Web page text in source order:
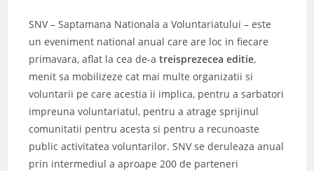
SNV – Saptamana Nationala a Voluntariatului – este
un eveniment national anual care are loc in fiecare
primavara, aflat la cea de-atreisprezecea editie,
menit sa mobilizeze cat mai multe organizatii si
voluntarii pe care acestia ii implica, pentru a sarbatori
impreuna voluntariatul, pentru a atrage sprijinul
comunitatii pentru acesta si pentru a recunoaste
public activitatea voluntarilor. SNV se deruleaza anual
prin intermediul a aproape 200 de parteneri